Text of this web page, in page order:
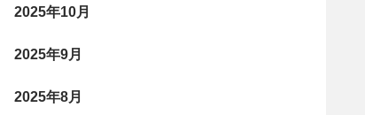
2025年10月
2025年9月
2025年8月